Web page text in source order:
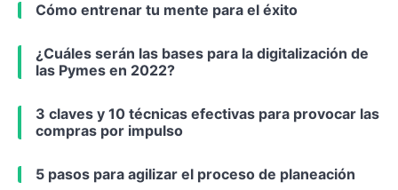
Cómo entrenar tu mente para el éxito
¿Cuáles serán las bases para la digitalización de
las Pymes en 2022?
3 claves y 10 técnicas efectivas para provocar las
compras por impulso
5 pasos para agilizar el proceso de planeación